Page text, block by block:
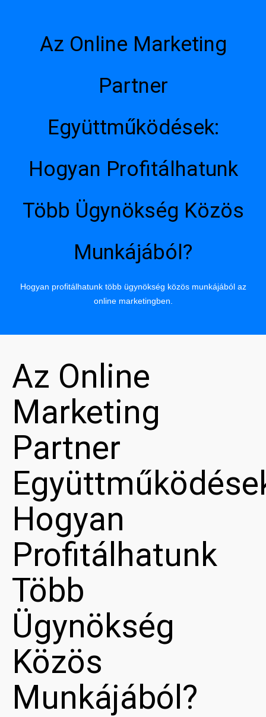
Az Online Marketing
Partner
Együttműködések:
Hogyan Profitálhatunk
Több Ügynökség Közös
Munkájából?
Hogyan profitálhatunk több ügynökség közös munkájából az
online marketingben.
Az Online
Marketing
Partner
Hogyan
Profitálhatunk
Több
Ügynökség
Közös
Munkájából?